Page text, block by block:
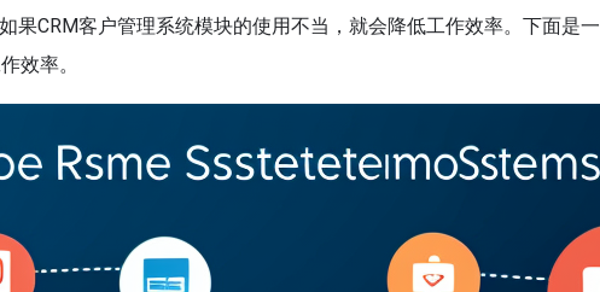
果CRM客户管理系统模块的使用不当，就会降低工作效率。下面是一
效率。